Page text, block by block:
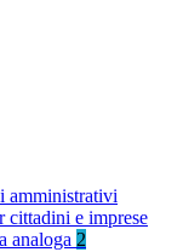
amministrativi
cittadini e imprese
analoga 2